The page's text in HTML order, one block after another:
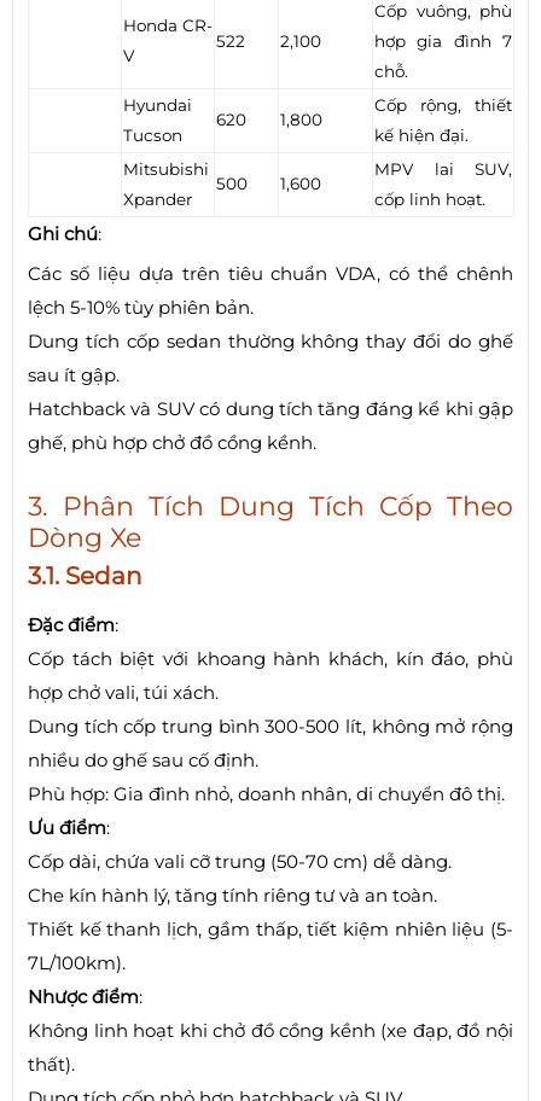
Honda CR-
V
522 2,100
Cốp vuông, phù
hợp gia đình 7
chỗ.
Hyundai
Tucson
620 1,800
Cốp rộng, thiết
kế hiện đại.
Mitsubishi
Xpander
500 1,600
MPV lai SUV,
cốp linh hoạt.
Ghi chú:
Các số liệu dựa trên tiêu chuẩn VDA, có thể chênh
lệch 5-10% tùy phiên bản.
Dung tích cốp sedan thường không thay đổi do ghế
sau ít gập.
Hatchback và SUV có dung tích tăng đáng kể khi gập
ghế, phù hợp chở đồ cồng kềnh.
3. Phân Tích Dung Tích Cốp Theo
Dòng Xe
3.1. Sedan
Đặc điểm:
Cốp tách biệt với khoang hành khách, kín đáo, phù
hợp chở vali, túi xách.
Dung tích cốp trung bình 300-500 lít, không mở rộng
nhiều do ghế sau cố định.
Phù hợp: Gia đình nhỏ, doanh nhân, di chuyển đô thị.
Ưu điểm:
Cốp dài, chứa vali cỡ trung (50-70 cm) dễ dàng.
Che kín hành lý, tăng tính riêng tư và an toàn.
Thiết kế thanh lịch, gầm thấp, tiết kiệm nhiên liệu (5-
7L/100km).
Nhược điểm:
Không linh hoạt khi chở đồ cồng kềnh (xe đạp, đồ nội
thất).